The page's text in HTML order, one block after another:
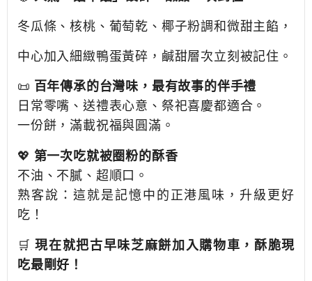
冬瓜條、核桃、葡萄乾、椰子粉調和微甜主餡，
中心加入細緻鴨蛋黃碎，鹹甜層次立刻被記住。
📜 百年傳承的台灣味，最有故事的伴手禮
日常零嘴、送禮表心意、祭祀喜慶都適合。
一份餅，滿載祝福與圓滿。
💖 第一次吃就被圈粉的酥香
不油、不膩、超順口。
熟客說：這就是記憶中的正港風味，升級更好
吃！
🛒現在就把古早味芝麻餅加入購物車，酥脆現
吃最剛好！